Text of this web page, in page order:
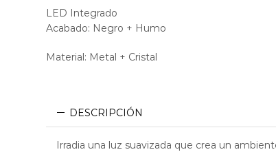
LED Integrado
Acabado: Negro + Humo
Material: Metal + Cristal
DESCRIPCIÓN
Irradia una luz suavizada que crea un